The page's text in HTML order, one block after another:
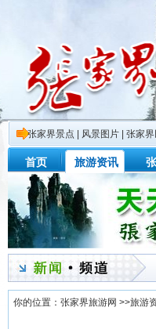
张家界景点 风景图片 张家
首页 旅游资讯
你的位置： 张家界旅游网 >>旅游